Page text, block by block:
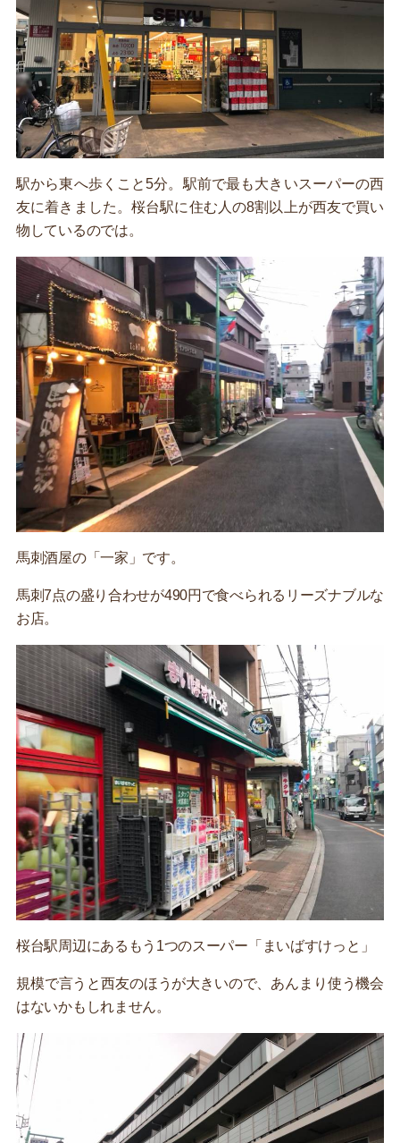
駅から東へ歩くこと5分。駅前で最も大きいスーパーの西
友に着きました。桜台駅に住む人の8割以上が西友で買い
物しているのでは。
馬刺酒屋の「一家」です。
馬刺7点の盛り合わせが490円で食べられるリーズナブルな
お店。
桜台駅周辺にあるもう1つのスーパー「まいばすけっと」
規模で言うと西友のほうが大きいので、あんまり使う機会
はないかもしれません。